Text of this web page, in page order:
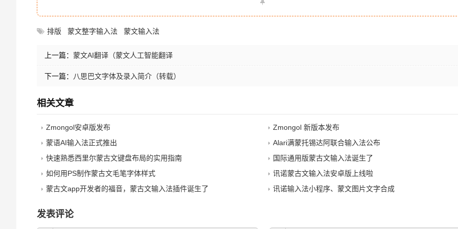
排版 蒙文整字输入法 蒙文输入法
上一篇： 蒙文AI翻译（蒙文人工智能翻译
下一篇： 八思巴文字体及录入简介（转载）
相关文章
Zmongol安卓版发布
Zmongol 新版本发布
蒙语AI输入法正式推出
Alari满蒙托锡达阿联合输入法公布
快速熟悉西里尔蒙古文键盘布局的实用指南
国际通用版蒙古文输入法诞生了
如何用PS制作蒙古文毛笔字体样式
讯诺蒙古文输入法安卓版上线啦
蒙古文app开发者的福音，蒙古文输入法插件诞生了
讯诺输入法小程序、蒙文图片文字合成
发表评论